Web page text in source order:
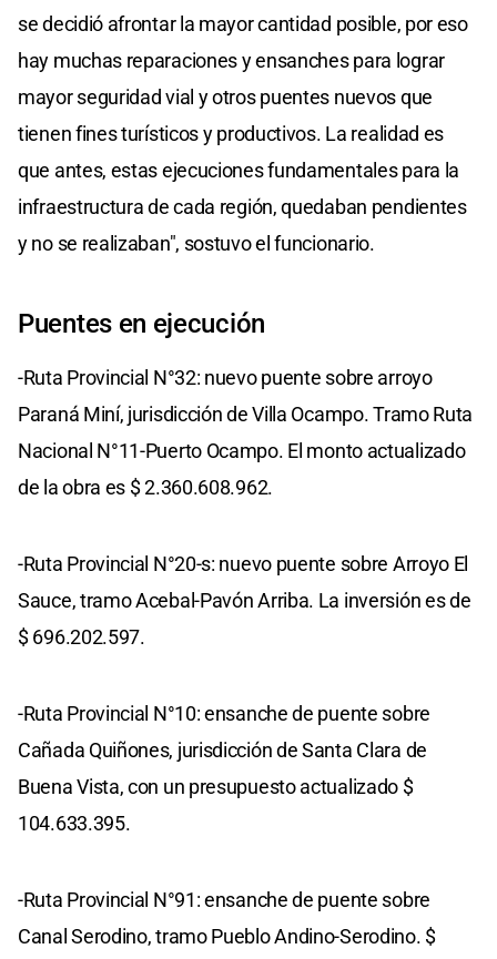
se decidió afrontar la mayor cantidad posible, por eso
hay muchas reparaciones y ensanches para lograr
mayor seguridad vial y otros puentes nuevos que
tienen fines turísticos y productivos. La realidad es
que antes, estas ejecuciones fundamentales para la
infraestructura de cada región, quedaban pendientes
y no se realizaban", sostuvo el funcionario.
Puentes en ejecución
-Ruta Provincial N°32: nuevo puente sobre arroyo
Paraná Miní, jurisdicción de Villa Ocampo. Tramo Ruta
Nacional N°11-Puerto Ocampo. El monto actualizado
de la obra es $ 2.360.608.962.
-Ruta Provincial N°20-s: nuevo puente sobre Arroyo El
Sauce, tramo Acebal-Pavón Arriba. La inversión es de
$ 696.202.597.
-Ruta Provincial N°10: ensanche de puente sobre
Cañada Quiñones, jurisdicción de Santa Clara de
Buena Vista, con un presupuesto actualizado $
104.633.395.
-Ruta Provincial N°91: ensanche de puente sobre
Canal Serodino, tramo Pueblo Andino-Serodino. $